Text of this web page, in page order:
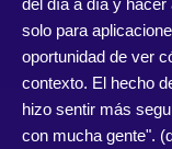
del día a día y hacer
solo para
oportunidad de ver
contexto. El hecho
hizo sentir más
con mucha gente". (